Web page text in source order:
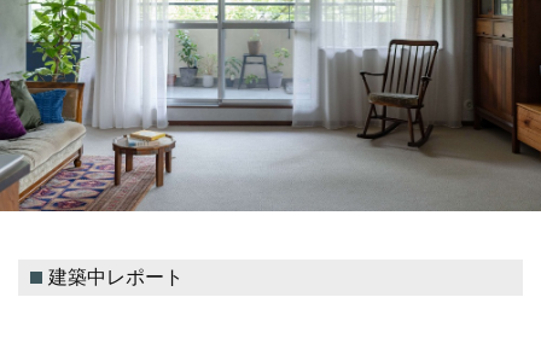
建築中レポート